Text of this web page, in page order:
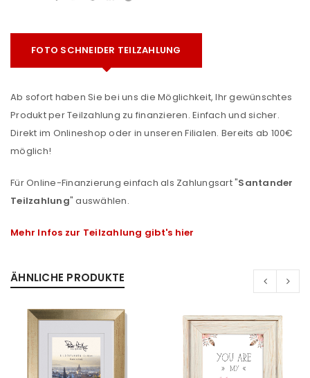
FOTO SCHNEIDER TEILZAHLUNG
Ab sofort haben Sie bei uns die Möglichkeit, Ihr gewünschtes
Produkt per Teilzahlung zu finanzieren. Einfach und sicher.
Direkt im Onlineshop oder in unseren Filialen. Bereits ab 100€
möglich!
Für Online-Finanzierung einfach als Zahlungsart "Santander
Teilzahlung" auswählen.
Mehr Infos zur Teilzahlung gibt's hier
ÄHNLICHE PRODUKTE